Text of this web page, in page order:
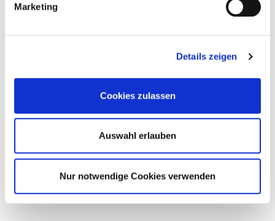
Marketing
Details zeigen
Cookies zulassen
Auswahl erlauben
Nur notwendige Cookies verwenden
Babies
Add room